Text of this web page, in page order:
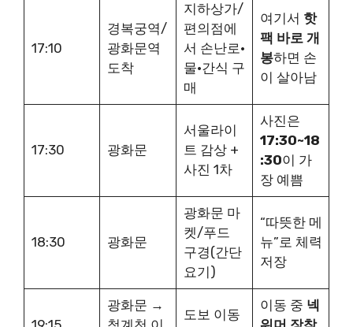
17:10
경복궁역/
광화문역
도착
지하상가/
편의점에
서 손난로·
물·간식 구
매
여기서 핫
팩 바로 개
봉하면 손
이 살아남
17:30 광화문
서울라이
트 감상 +
사진 1차
사진은
17:30~18
:30이 가
장 예쁨
18:30 광화문
광화문 마
켓/푸드
구경(간단
요기)
“따뜻한 메
뉴”로 체력
저장
광화문 →
도보 이동
이동 중 넥